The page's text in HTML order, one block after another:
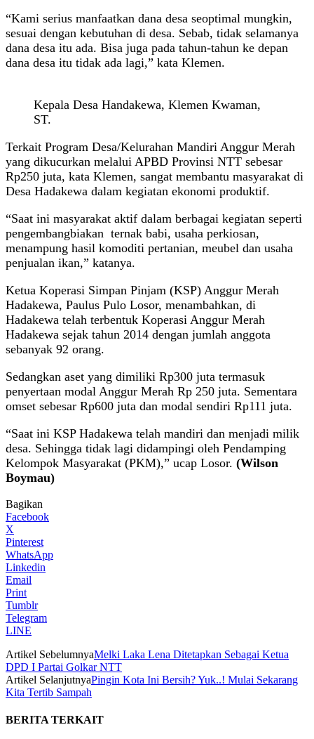
“Kami serius manfaatkan dana desa seoptimal mungkin,
sesuai dengan kebutuhan di desa. Sebab, tidak selamanya
dana desa itu ada. Bisa juga pada tahun-tahun ke depan
dana desa itu tidak ada lagi,” kata Klemen.
Kepala Desa Handakewa, Klemen Kwaman,
ST.
Terkait Program Desa/Kelurahan Mandiri Anggur Merah
yang dikucurkan melalui APBD Provinsi NTT sebesar
Rp250 juta, kata Klemen, sangat membantu masyarakat di
Desa Hadakewa dalam kegiatan ekonomi produktif.
“Saat ini masyarakat aktif dalam berbagai kegiatan seperti
pengembangbiakan ternak babi, usaha perkiosan,
menampung hasil komoditi pertanian, meubel dan usaha
penjualan ikan,” katanya.
Ketua Koperasi Simpan Pinjam (KSP) Anggur Merah
Hadakewa, Paulus Pulo Losor, menambahkan, di
Hadakewa telah terbentuk Koperasi Anggur Merah
Hadakewa sejak tahun 2014 dengan jumlah anggota
sebanyak 92 orang.
Sedangkan aset yang dimiliki Rp300 juta termasuk
penyertaan modal Anggur Merah Rp 250 juta. Sementara
omset sebesar Rp600 juta dan modal sendiri Rp111 juta.
“Saat ini KSP Hadakewa telah mandiri dan menjadi milik
desa. Sehingga tidak lagi didampingi oleh Pendamping
Kelompok Masyarakat (PKM),” ucap Losor. (Wilson
Boymau)
Bagikan
Facebook
X
Pinterest
WhatsApp
Linkedin
Email
Print
Tumblr
Telegram
LINE
Artikel SebelumnyaMelki Laka Lena Ditetapkan Sebagai Ketua
DPD I Partai Golkar NTT
Artikel SelanjutnyaPingin Kota Ini Bersih? Yuk..! Mulai Sekarang
Kita Tertib Sampah
BERITA TERKAIT